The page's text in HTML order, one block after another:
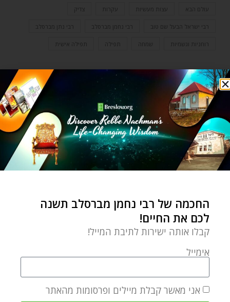
עולם הבא עצות מעשיות עקרות צדיק
רבי ישראל הבעל שם טוב רבי נחמן מברסלב רבי נתן מברסלב
רוחניות וגשמיות שמחה תפילה תפילה אישית
0 תגובות
ZVI ARYEH ROSENFELD
The 11th of Kislev is the yahrzeit
of Rabbi Zvi Aryeh Rosenfeld Z"L.
teachings of Rabbeinu Zal. He
enriched every mitzva and every
nuance of kedusha with down-to-
grateful for a rabbi who was one-
stop source for amazing
החכמה של רבי נחמן מברסלב תשנה
לכם את החיים!
קבלו אותה ישירות לתיבת המייל!
אימייל
אני מאשר קבלת מיילים ופרסומות מהאתר